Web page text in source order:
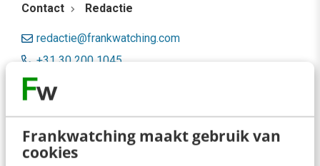
Frankwatching maakt gebruik van
cookies
Contact Redactie
redactie@frankwatching.com
+31 30 200 1045
Tarieven
Meer contactopties
Frankwatching